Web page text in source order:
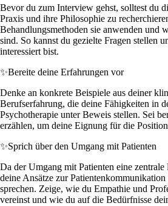
Bevor du zum Interview gehst, solltest du
Praxis und ihre Philosophie zu
Behandlungsmethoden sie anwenden und
sind. So kannst du gezielte Fragen stellen
interessiert bist.
✨Bereite deine Erfahrungen vor
Denke an konkrete Beispiele aus deiner
Berufserfahrung, die deine Fähigkeiten in
Psychotherapie unter Beweis stellen. Sei
erzählen, um deine Eignung für die
✨Sprich über den Umgang mit Patienten
Da der Umgang mit Patienten eine
deine Ansätze zur
sprechen. Zeige, wie du Empathie und
vereinst und wie du auf die Bedürfnisse